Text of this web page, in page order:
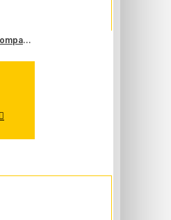
Devirdaim Su Pompası K9K 1.5 Dci Fluence Megane 3 Kangoo 3 210107852R